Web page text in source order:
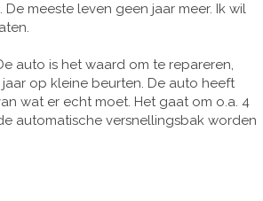
meeste leven geen jaar meer. Ik wil
auto is het waard om te repareren,
op kleine beurten. De auto heeft
wat er echt moet. Het gaat om o.a. 4
automatische versnellingsbak worden